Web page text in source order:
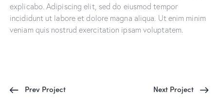
explicabo. Adipiscing elit, sed do eiusmod tempor
incididunt ut labore et dolore magna aliqua. Ut enim minim
veniam quis nostrud exercitation ipsam voluptatem.
Prev Project Next Project